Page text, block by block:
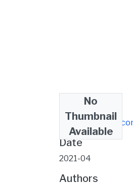
No
Thumbnail
Available
Revista-DyJ-43-
Date
2021-04
Authors